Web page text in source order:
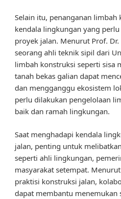
Selain itu, penanganan
kendala lingkungan yang
proyek jalan. Menurut Prof.
seorang ahli teknik sipil dari
limbah konstruksi seperti sisa
tanah bekas galian dapat
dan mengganggu ekosistem
perlu dilakukan pengelolaan
baik dan ramah lingkungan.
Saat menghadapi kendala
jalan, penting untuk
seperti ahli lingkungan,
masyarakat setempat.
praktisi konstruksi jalan,
dapat membantu menemukan